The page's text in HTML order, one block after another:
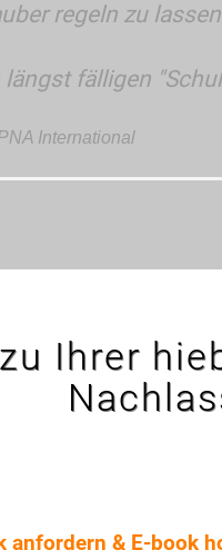
regeln zu
fälligen
International
Ihrer
anfordern & E-book